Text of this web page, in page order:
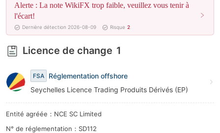
Alerte : La note WikiFX trop faible, veuillez vous tenir à
l'écart!
Dernière détection 2026-08-09 Risque 2
Licence de change 1
FSA
Réglementation offshore
Seychelles Licence Trading Produits Dérivés (EP)
Entité agréée：NCE SC Limited
N° de réglementation：SD112